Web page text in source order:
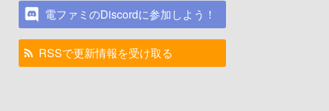
電ファミのDiscordに参加しよう！
RSSで更新情報を受け取る